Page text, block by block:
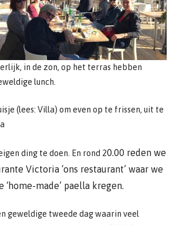
in de zon, op het terras hebben
lunch.
(lees: Villa) om even op te frissen, uit te
ding te doen. En rond 20.00 reden we
Victoria ‘ons restaurant’ waar we
made’ paella kregen.
geweldige tweede dag waarin veel